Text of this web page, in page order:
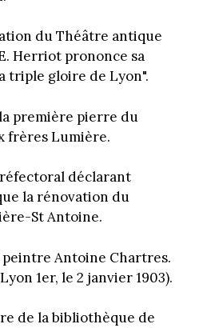
du Théâtre antique
Herriot prononce sa
triple gloire de Lyon".
la première pierre du
frères Lumière.
déclarant
la rénovation du
St Antoine.
peintre Antoine Chartres.
1er, le 2 janvier 1903).
de la bibliothèque de